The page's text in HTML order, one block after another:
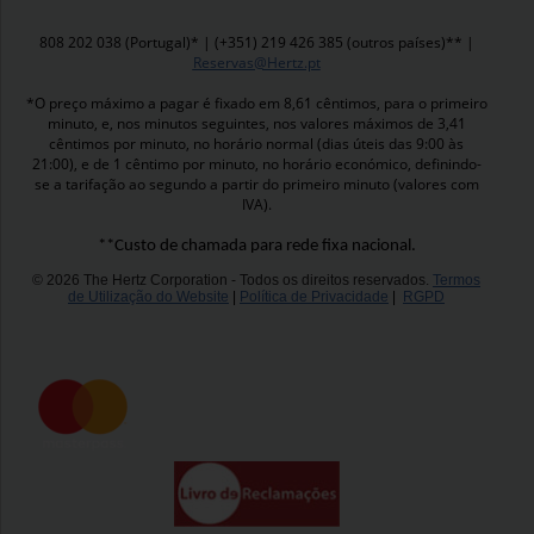
808 202 038 (Portugal)* | (+351) 219 426 385 (outros países)** |
Reservas@Hertz.pt
*O preço máximo a pagar é fixado em 8,61 cêntimos, para o primeiro
minuto, e, nos minutos seguintes, nos valores máximos de 3,41
cêntimos por minuto, no horário normal (dias úteis das 9:00 às
21:00), e de 1 cêntimo por minuto, no horário económico, definindo-
se a tarifação ao segundo a partir do primeiro minuto (valores com
IVA).
**Custo de chamada para rede fixa nacional.
© 2026 The Hertz Corporation - Todos os direitos reservados. Termos
de Utilização do Website
Política de Privacidade RGPD